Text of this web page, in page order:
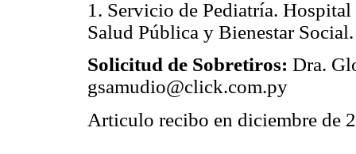
1. Servicio de Pediatría.
Salud Pública y Bienestar
Solicitud de Sobretiros: Dra.
gsamudio@click.com.py
Articulo recibo en diciembre de